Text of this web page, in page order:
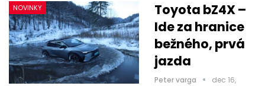
NOVINKY
Toyota bZ4X –
Ide za hranice
bežného, prvá
jazda
Peter varga
dec 16,